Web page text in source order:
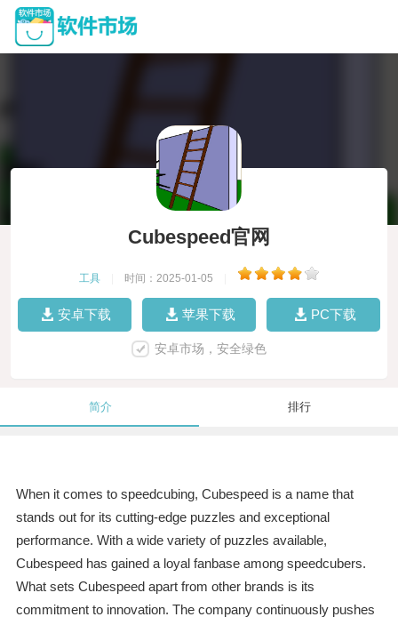
Cubespeed官网
工具 时间：2025-01-05
安卓下载 苹果下载 PC下载
安卓市场，安全绿色
简介 排行
When it comes to speedcubing, Cubespeed is a name that
stands out for its cutting-edge puzzles and exceptional
performance. With a wide variety of puzzles available,
Cubespeed has gained a loyal fanbase among speedcubers.
What sets Cubespeed apart from other brands is its
commitment to innovation. The company continuously pushes